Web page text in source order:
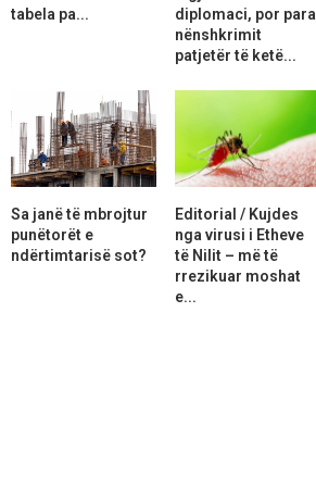
tabela pa...
diplomaci, por para
nënshkrimit
patjetër të ketë...
Sa janë të mbrojtur
punëtorët e
ndërtimtarisë sot?
Editorial / Kujdes
nga virusi i Etheve
të Nilit – më të
rrezikuar moshat
e...